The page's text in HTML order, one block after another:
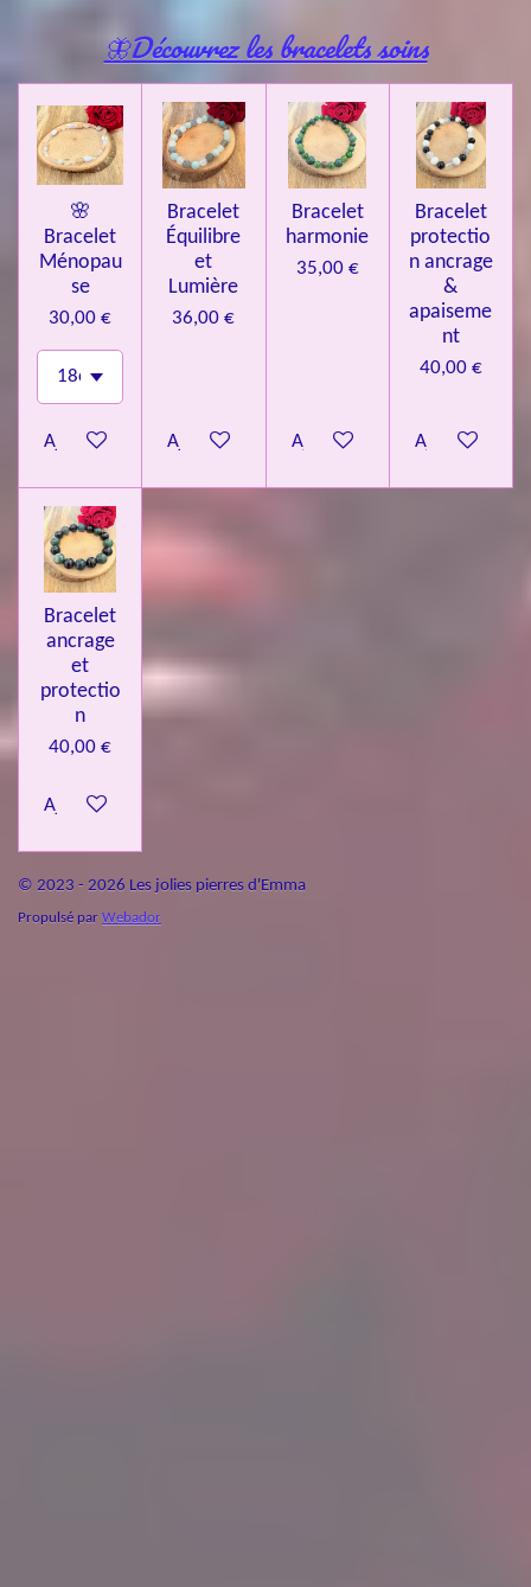
🦋Découvrez les bracelets soins
🌸
Bracelet
Ménopau
se
30,00 €
Ajouter au panier
Bracelet
Équilibre
et
Lumière
36,00 €
Ajouter au panier
Bracelet
harmonie
35,00 €
Ajouter au panier
Bracelet
protectio
n ancrage
&
apaiseme
nt
40,00 €
Ajouter au
Bracelet
ancrage
et
protectio
n
40,00 €
Ajouter au panier
© 2023 - 2026 Les jolies pierres d'Emma
Propulsé par Webador